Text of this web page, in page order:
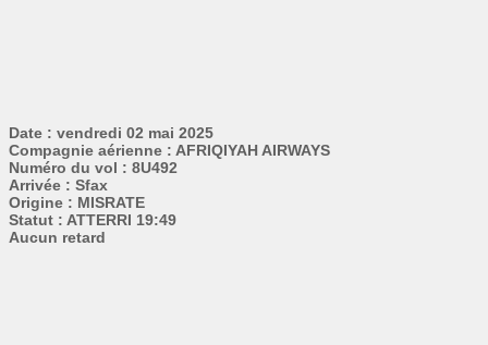
Date : vendredi 02 mai 2025
Compagnie aérienne : AFRIQIYAH AIRWAYS
Numéro du vol : 8U492
Arrivée : Sfax
Origine : MISRATE
Statut : ATTERRI 19:49
Aucun retard